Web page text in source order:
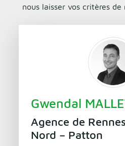
nous laisser vos critères de
Gwendal
Agence de
Nord – Patton